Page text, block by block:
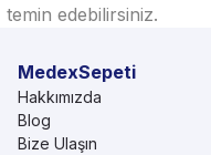
temin edebilirsiniz.
MedexSepeti
Hakkımızda
Blog
Bize Ulaşın